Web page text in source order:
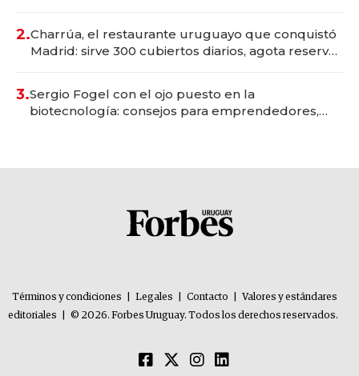
2.Charrúa, el restaurante uruguayo que conquistó
Madrid: sirve 300 cubiertos diarios, agota reservas
3.Sergio Fogel con el ojo puesto en la
biotecnología: consejos para emprendedores,
Términos y condiciones Legales Contacto
Valores y estándares
editoriales
© 2026. Forbes Uruguay. Todos los derechos reservados.